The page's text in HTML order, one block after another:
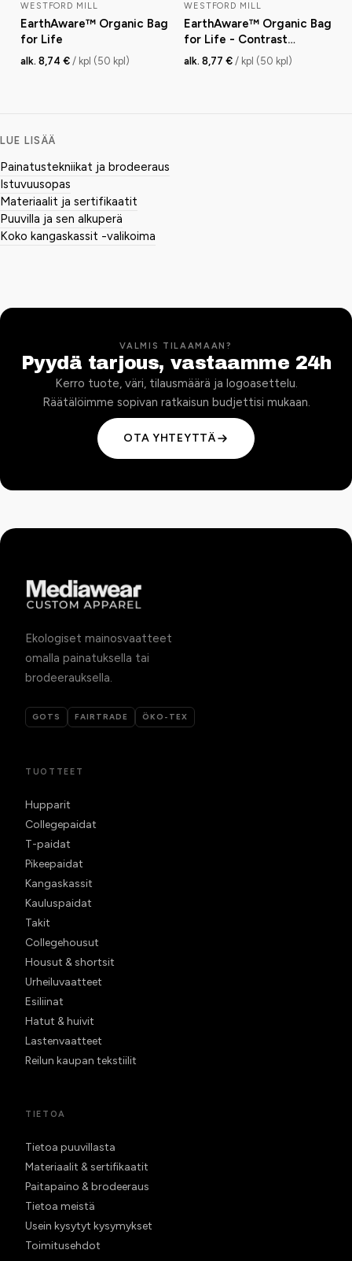
WESTFORD MILL
EarthAware™ Organic Bag
for Life
alk. 8,74 € / kpl (50 kpl)
WESTFORD MILL
EarthAware™ Organic Bag
for Life - Contrast
Handles
alk. 8,77 € / kpl (50 kpl)
LUE LISÄÄ
Painatustekniikat ja brodeeraus
Istuvuusopas
Materiaalit ja sertifikaatit
Puuvilla ja sen alkuperä
Koko kangaskassit -valikoima
VALMIS TILAAMAAN?
Pyydä tarjous, vastaamme 24h
Kerro tuote, väri, tilausmäärä ja logoasettelu.
Räätälöimme sopivan ratkaisun budjettisi mukaan.
OTA YHTEYTTÄ
Ekologiset mainosvaatteet
omalla painatuksella tai
brodeerauksella.
GOTS FAIRTRADE ÖKO-TEX
TUOTTEET
Hupparit
Collegepaidat
T-paidat
Pikeepaidat
Kangaskassit
Kauluspaidat
Takit
Collegehousut
Housut & shortsit
Urheiluvaatteet
Esiliinat
Hatut & huivit
Lastenvaatteet
Reilun kaupan tekstiilit
TIETOA
Tietoa puuvillasta
Materiaalit & sertifikaatit
Paitapaino & brodeeraus
Tietoa meistä
Usein kysytyt kysymykset
Toimitusehdot